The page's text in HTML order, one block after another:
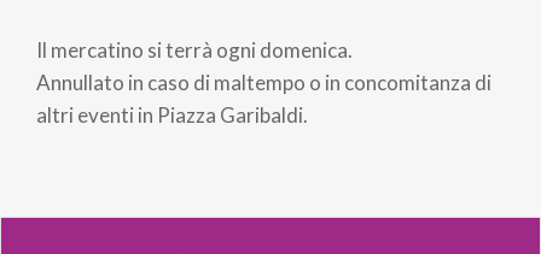
pane
Il mercatino si terrà ogni domenica.
Annullato in caso di maltempo o in concomitanza di
altri eventi in Piazza Garibaldi.